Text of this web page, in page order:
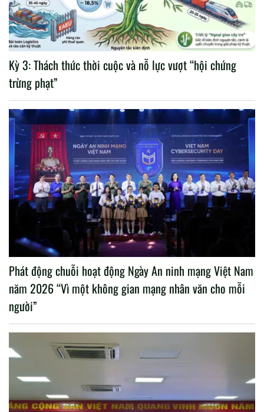
Kỳ 3: Thách thức thời cuộc và nỗ lực vượt “hội chứng
trừng phạt”
Phát động chuỗi hoạt động Ngày An ninh mạng Việt Nam
năm 2026 “Vì một không gian mạng nhân văn cho mỗi
người”